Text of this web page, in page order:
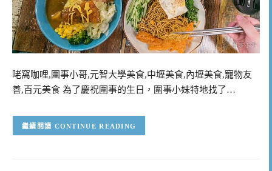
咾窩咖哩,圍事小哥,元智大學美食,中壢美食,內壢美食,寵物友
善,百元美食 為了慶祝圍事的生日，圍事小妹特地找了…
CONTINUE READING